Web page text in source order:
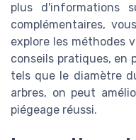
plus d'informations
complémentaires,
explore les méthodes
conseils pratiques, en
tels que le diamètre
arbres, on peut
piégeage réussi.